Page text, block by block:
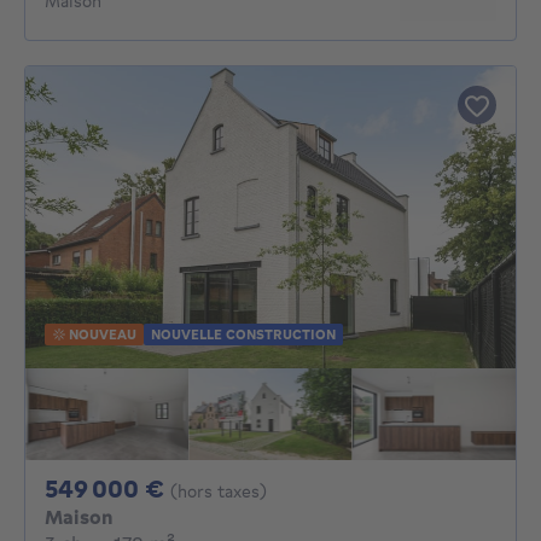
NOUVEAU NOUVELLE CONSTRUCTION
549 000 € 549000€
(hors taxes)
Maison